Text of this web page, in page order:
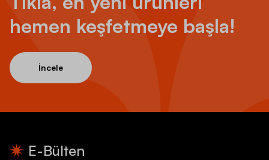
hemen keşfetmeye başla!
İncele
E-Bülten